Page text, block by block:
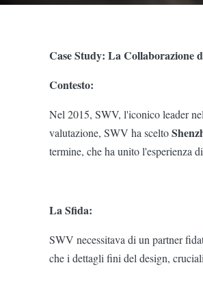
Case Study: La Collaborazione
Contesto:
Nel 2015, SWV, l'iconico leader
valutazione, SWV ha scelto
termine, che ha unito l'esperienza
La Sfida:
SWV necessitava di un partner
che i dettagli fini del design,